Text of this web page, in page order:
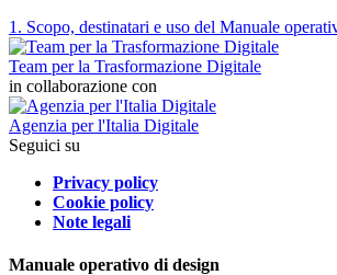
1. Scopo, destinatari e uso del Manuale
Team per la Trasformazione Digitale
in collaborazione con
Agenzia per l'Italia Digitale
Seguici su
Privacy policy
Cookie policy
Note legali
Manuale operativo di design